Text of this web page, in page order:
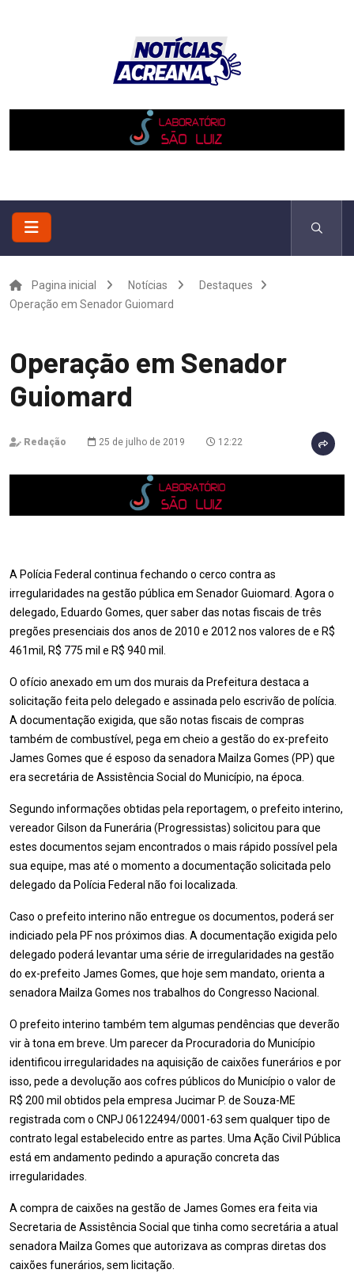
Pagina inicial Notícias
Destaques
Operação em Senador Guiomard
Operação em Senador
Guiomard
Redação 25 de julho de 2019 12:22
A Polícia Federal continua fechando o cerco contra as
irregularidades na gestão pública em Senador Guiomard. Agora o
delegado, Eduardo Gomes, quer saber das notas fiscais de três
pregões presenciais dos anos de 2010 e 2012 nos valores de e R$
461mil, R$ 775 mil e R$ 940 mil.
O ofício anexado em um dos murais da Prefeitura destaca a
solicitação feita pelo delegado e assinada pelo escrivão de polícia.
A documentação exigida, que são notas fiscais de compras
também de combustível, pega em cheio a gestão do ex-prefeito
James Gomes que é esposo da senadora Mailza Gomes (PP) que
era secretária de Assistência Social do Município, na época.
Segundo informações obtidas pela reportagem, o prefeito interino,
vereador Gilson da Funerária (Progressistas) solicitou para que
estes documentos sejam encontrados o mais rápido possível pela
sua equipe, mas até o momento a documentação solicitada pelo
delegado da Polícia Federal não foi localizada.
Caso o prefeito interino não entregue os documentos, poderá ser
indiciado pela PF nos próximos dias. A documentação exigida pelo
delegado poderá levantar uma série de irregularidades na gestão
do ex-prefeito James Gomes, que hoje sem mandato, orienta a
senadora Mailza Gomes nos trabalhos do Congresso Nacional.
O prefeito interino também tem algumas pendências que deverão
vir à tona em breve. Um parecer da Procuradoria do Município
identificou irregularidades na aquisição de caixões funerários e por
isso, pede a devolução aos cofres públicos do Município o valor de
R$ 200 mil obtidos pela empresa Jucimar P. de Souza-ME
registrada com o CNPJ 06122494/0001-63 sem qualquer tipo de
contrato legal estabelecido entre as partes. Uma Ação Civil Pública
está em andamento pedindo a apuração concreta das
irregularidades.
A compra de caixões na gestão de James Gomes era feita via
Secretaria de Assistência Social que tinha como secretária a atual
senadora Mailza Gomes que autorizava as compras diretas dos
caixões funerários, sem licitação.